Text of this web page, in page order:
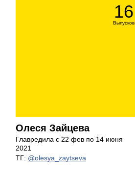
16
Выпусков
Олеся Зайцева
Главредила с 22 фев по 14 июня
2021
ТГ: @olesya_zaytseva